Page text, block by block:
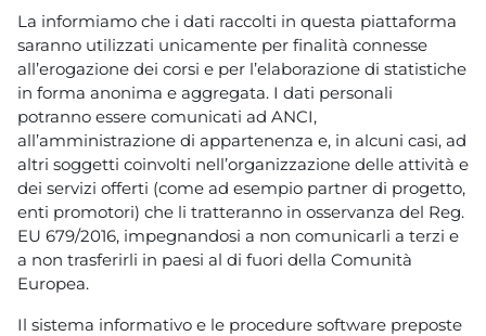
La informiamo che i dati raccolti in questa piattaforma
saranno utilizzati unicamente per finalità connesse
all’erogazione dei corsi e per l’elaborazione di statistiche
in forma anonima e aggregata. I dati personali
potranno essere comunicati ad ANCI,
all’amministrazione di appartenenza e, in alcuni casi, ad
altri soggetti coinvolti nell’organizzazione delle attività e
dei servizi offerti (come ad esempio partner di progetto,
enti promotori) che li tratteranno in osservanza del Reg.
EU 679/2016, impegnandosi a non comunicarli a terzi e
a non trasferirli in paesi al di fuori della Comunità
Europea.
Il sistema informativo e le procedure software preposte